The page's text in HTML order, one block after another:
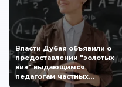
Власти Дубая объявили о
предоставлении "золотых
виз" выдающимся
педагогам частных…